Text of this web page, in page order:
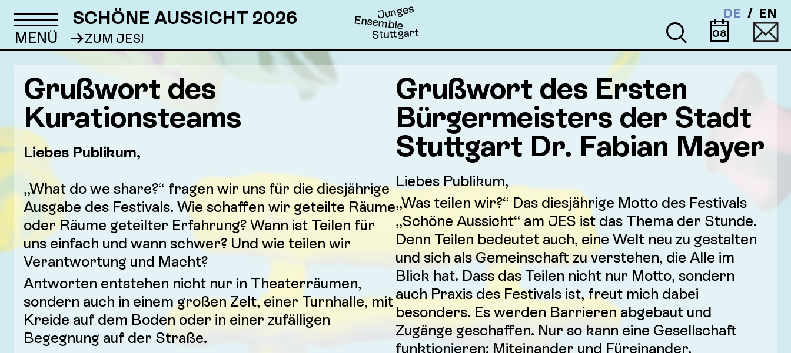
SCHÖNE AUSSICHT 2026
→ZUM JES!
Junges
Ensemble
Stuttgart
DE EN
08
Grußwort des
Kurationsteams
Liebes Publikum,
„What do we share?“ fragen wir uns für die diesjährige
Ausgabe des Festivals. Wie schaffen wir geteilte Räume
oder Räume geteilter Erfahrung? Wann ist Teilen für
uns einfach und wann schwer? Und wie teilen wir
Verantwortung und Macht?
Antworten entstehen nicht nur in Theaterräumen,
sondern auch in einem großen Zelt, einer Turnhalle, mit
Kreide auf dem Boden oder in einer zufälligen
Begegnung auf der Straße.
Grußwort des Ersten
Bürgermeisters der Stadt
Stuttgart Dr. Fabian Mayer
Liebes Publikum,
„Was teilen wir?“ Das diesjährige Motto des Festivals
„Schöne Aussicht“ am JES ist das Thema der Stunde.
Denn Teilen bedeutet auch, eine Welt neu zu gestalten
und sich als Gemeinschaft zu verstehen, die Alle im
Blick hat. Dass das Teilen nicht nur Motto, sondern
auch Praxis des Festivals ist, freut mich dabei
besonders. Es werden Barrieren abgebaut und
Zugänge geschaffen. Nur so kann eine Gesellschaft
funktionieren: Miteinander und Füreinander.